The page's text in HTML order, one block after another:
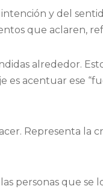
y del
que aclaren,
alrededor.
acentuar ese
Representa la
personas que se